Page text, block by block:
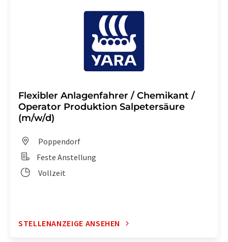
Flexibler Anlagenfahrer / Chemikant /
Operator Produktion Salpetersäure
(m/w/d)
Poppendorf
Feste Anstellung
Vollzeit
STELLENANZEIGE ANSEHEN